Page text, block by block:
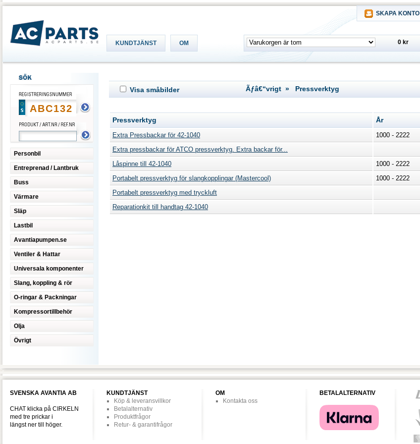
SKAPA KONTO
KUNDTJÄNST OM 0 kr
Personbil
Entreprenad / Lantbruk
Buss
Värmare
Släp
Lastbil
Avantiapumpen.se
Ventiler & Hattar
Universala komponenter
Slang, koppling & rör
O-ringar & Packningar
Kompressortillbehör
Olja
Övrigt
Visa småbilder Ãƒâ€“vrigt » Pressverktyg
Pressverktyg År
Extra Pressbackar för 42-1040 1000 - 2222
Extra pressbackar för ATCO pressverktyg. Extra backar för...
Låspinne till 42-1040
1000 - 2222
Portabelt pressverktyg för slangkopplingar (Mastercool)
1000 - 2222
Portabelt pressverktyg med tryckluft
Reparationkit till handtag 42-1040
SVENSKA AVANTIA AB
CHAT klicka på CIRKELN
med tre prickar i
längst ner till höger.
KUNDTJÄNST
Köp & leveransvillkor
Betalalternativ
Produktfrågor
Retur- & garantifrågor
OM
Kontakta oss
BETALALTERNATIV